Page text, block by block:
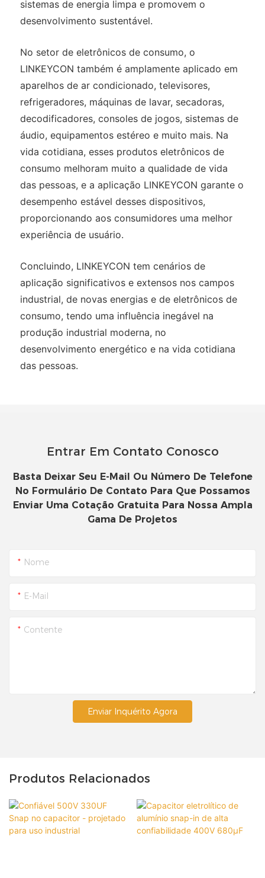
sistemas de energia limpa e promovem o
desenvolvimento sustentável.
No setor de eletrônicos de consumo, o
LINKEYCON também é amplamente aplicado em
aparelhos de ar condicionado, televisores,
refrigeradores, máquinas de lavar, secadoras,
decodificadores, consoles de jogos, sistemas de
áudio, equipamentos estéreo e muito mais. Na
vida cotidiana, esses produtos eletrônicos de
consumo melhoram muito a qualidade de vida
das pessoas, e a aplicação LINKEYCON garante o
desempenho estável desses dispositivos,
proporcionando aos consumidores uma melhor
experiência de usuário.
Concluindo, LINKEYCON tem cenários de
aplicação significativos e extensos nos campos
industrial, de novas energias e de eletrônicos de
consumo, tendo uma influência inegável na
produção industrial moderna, no
desenvolvimento energético e na vida cotidiana
das pessoas.
Entrar Em Contato Conosco
Basta Deixar Seu E-Mail Ou Número De Telefone
No Formulário De Contato Para Que Possamos
Enviar Uma Cotação Gratuita Para Nossa Ampla
Gama De Projetos
Nome
E-Mail
Contente
Enviar Inquérito Agora
Produtos Relacionados